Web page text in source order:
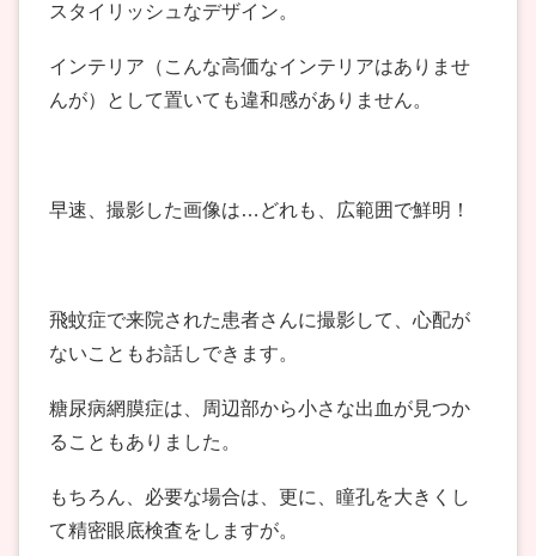
スタイリッシュなデザイン。
インテリア（こんな高価なインテリアはありませ
んが）として置いても違和感がありません。
早速、撮影した画像は…どれも、広範囲で鮮明！
飛蚊症で来院された患者さんに撮影して、心配が
ないこともお話しできます。
糖尿病網膜症は、周辺部から小さな出血が見つか
ることもありました。
もちろん、必要な場合は、更に、瞳孔を大きくし
て精密眼底検査をしますが。